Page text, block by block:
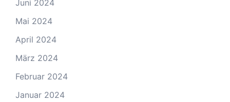
Juni 2024
Mai 2024
April 2024
März 2024
Februar 2024
Januar 2024